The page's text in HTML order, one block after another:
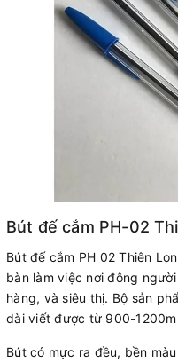
Bút đế cắm PH-02
Bút đế cắm PH 02 Thiên
bàn làm việc nơi đông
hàng, và siêu thị. Bộ sản
dài viết được từ 900-
Bút có mực ra đều, bền